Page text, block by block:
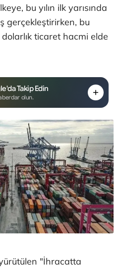
bu yılın ilk yarısında
gerçekleştirirken, bu
ticaret hacmi elde
Takip Edin
olun.
"İhracatta